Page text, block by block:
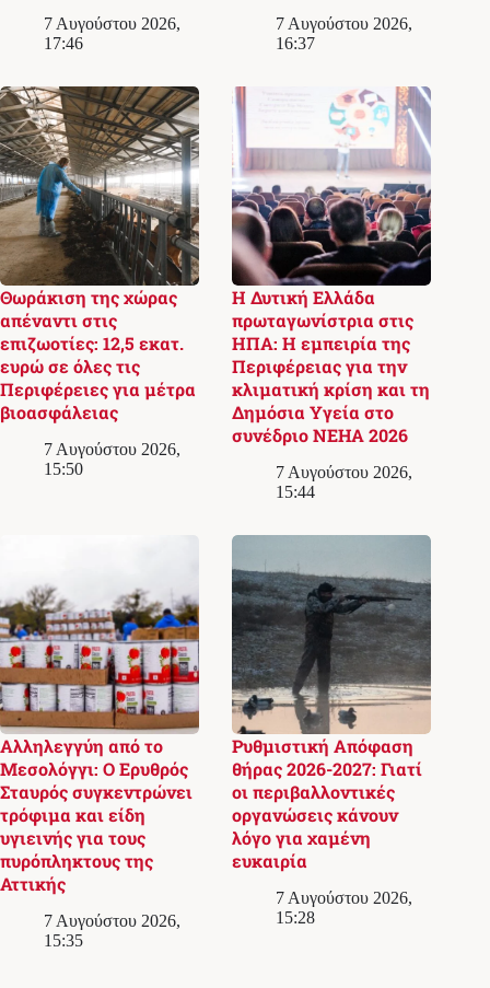
7 Αυγούστου 2026,
17:46
7 Αυγούστου 2026,
16:37
Θωράκιση της χώρας
απέναντι στις
επιζωοτίες: 12,5 εκατ.
ευρώ σε όλες τις
Περιφέρειες για μέτρα
βιοασφάλειας
7 Αυγούστου 2026,
15:50
Η Δυτική Ελλάδα
πρωταγωνίστρια στις
ΗΠΑ: Η εμπειρία της
Περιφέρειας για την
κλιματική κρίση και τη
Δημόσια Υγεία στο
συνέδριο NEHA 2026
7 Αυγούστου 2026,
15:44
Αλληλεγγύη από το
Μεσολόγγι: Ο Ερυθρός
Σταυρός συγκεντρώνει
τρόφιμα και είδη
υγιεινής για τους
πυρόπληκτους της
Αττικής
7 Αυγούστου 2026,
15:35
Ρυθμιστική Απόφαση
θήρας 2026-2027: Γιατί
οι περιβαλλοντικές
οργανώσεις κάνουν
λόγο για χαμένη
ευκαιρία
7 Αυγούστου 2026,
15:28